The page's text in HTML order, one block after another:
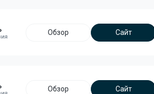
Обзор Сайт
Обзор Сайт